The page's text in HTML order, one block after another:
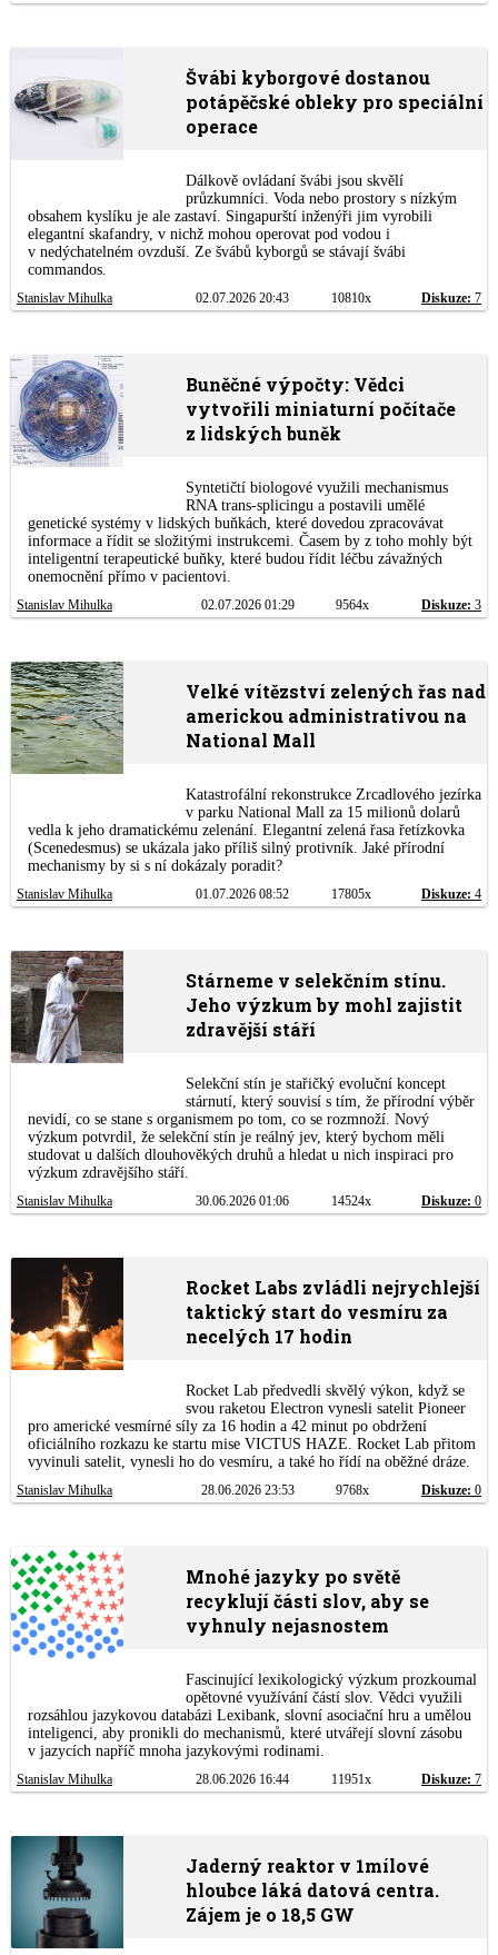
Švábi kyborgové dostanou
potápěčské obleky pro speciální
operace
Dálkově ovládaní švábi jsou skvělí
průzkumníci. Voda nebo prostory s nízkým
obsahem kyslíku je ale zastaví. Singapurští inženýři jim vyrobili
elegantní skafandry, v nichž mohou operovat pod vodou i
v nedýchatelném ovzduší. Ze švábů kyborgů se stávají švábi
commandos.
Stanislav Mihulka 02.07.2026 20:43 10810x Diskuze: 7
Buněčné výpočty: Vědci
vytvořili miniaturní počítače
z lidských buněk
Syntetičtí biologové využili mechanismus
RNA trans-splicingu a postavili umělé
genetické systémy v lidských buňkách, které dovedou zpracovávat
informace a řídit se složitými instrukcemi. Časem by z toho mohly být
inteligentní terapeutické buňky, které budou řídit léčbu závažných
onemocnění přímo v pacientovi.
Stanislav Mihulka 02.07.2026 01:29 9564x Diskuze: 3
Velké vítězství zelených řas nad
americkou administrativou na
National Mall
Katastrofální rekonstrukce Zrcadlového jezírka
v parku National Mall za 15 milionů dolarů
vedla k jeho dramatickému zelenání. Elegantní zelená řasa řetízkovka
(Scenedesmus) se ukázala jako příliš silný protivník. Jaké přírodní
mechanismy by si s ní dokázaly poradit?
Stanislav Mihulka 01.07.2026 08:52 17805x Diskuze: 4
Stárneme v selekčním stínu.
Jeho výzkum by mohl zajistit
zdravější stáří
Selekční stín je stařičký evoluční koncept
stárnutí, který souvisí s tím, že přírodní výběr
nevidí, co se stane s organismem po tom, co se rozmnoží. Nový
výzkum potvrdil, že selekční stín je reálný jev, který bychom měli
studovat u dalších dlouhověkých druhů a hledat u nich inspiraci pro
výzkum zdravějšího stáří.
Stanislav Mihulka 30.06.2026 01:06 14524x Diskuze: 0
Rocket Labs zvládli nejrychlejší
taktický start do vesmíru za
necelých 17 hodin
Rocket Lab předvedli skvělý výkon, když se
svou raketou Electron vynesli satelit Pioneer
pro americké vesmírné síly za 16 hodin a 42 minut po obdržení
oficiálního rozkazu ke startu mise VICTUS HAZE. Rocket Lab přitom
vyvinuli satelit, vynesli ho do vesmíru, a také ho řídí na oběžné dráze.
Stanislav Mihulka 28.06.2026 23:53 9768x Diskuze: 0
Mnohé jazyky po světě
recyklují části slov, aby se
vyhnuly nejasnostem
Fascinující lexikologický výzkum prozkoumal
opětovné využívání částí slov. Vědci využili
rozsáhlou jazykovou databázi Lexibank, slovní asociační hru a umělou
inteligenci, aby pronikli do mechanismů, které utvářejí slovní zásobu
v jazycích napříč mnoha jazykovými rodinami.
Stanislav Mihulka 28.06.2026 16:44 11951x Diskuze: 7
Jaderný reaktor v 1mílové
hloubce láká datová centra.
Zájem je o 18,5 GW